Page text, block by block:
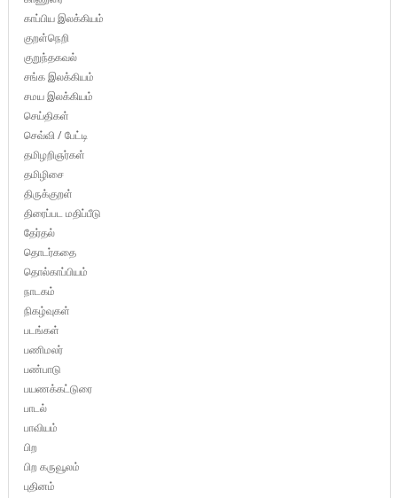
காப்பிய இலக்கியம்
குறள்நெறி
குறுந்தகவல்
சங்க இலக்கியம்
சமய இலக்கியம்
செய்திகள்
செவ்வி / பேட்டி
தமிழறிஞர்கள்
தமிழிசை
திருக்குறள்
திரைப்பட மதிப்பீடு
தேர்தல்
தொடர்கதை
தொல்காப்பியம்
நாடகம்
நிகழ்வுகள்
படங்கள்
பணிமலர்
பண்பாடு
பயணக்கட்டுரை
பாடல்
பாவியம்
பிற
பிற கருவூலம்
புதினம்